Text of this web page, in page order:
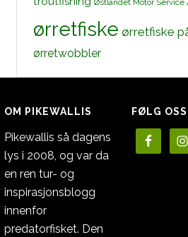
Østlandet Motor Service
ørretfiske ørretfiske
ørretwobbler
OM PIKEWALLIS
Pikewallis så dagens
lys i 2008, og var da
en ren tur- og
inspirasjonsblogg
innenfor
predatorfisket. Den
FØLG OSS